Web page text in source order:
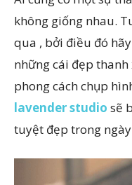
không giống nhau.
qua , bởi điều đó
những cái đẹp thanh
phong cách chụp
lavender studio sẽ
tuyệt đẹp trong